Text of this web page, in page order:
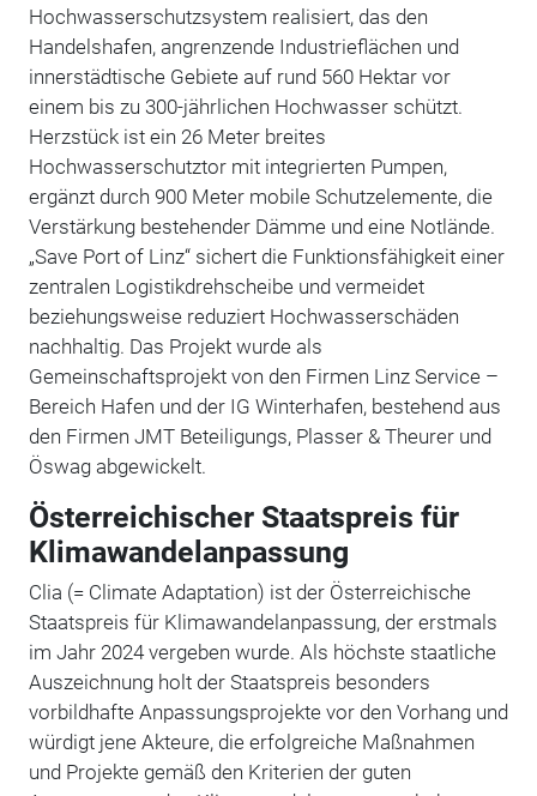
Hochwasserschutzsystem realisiert, das den
Handelshafen, angrenzende Industrieflächen und
innerstädtische Gebiete auf rund 560 Hektar vor
einem bis zu 300-jährlichen Hochwasser schützt.
Herzstück ist ein 26 Meter breites
Hochwasserschutztor mit integrierten Pumpen,
ergänzt durch 900 Meter mobile Schutzelemente, die
Verstärkung bestehender Dämme und eine Notlände.
„Save Port of Linz“ sichert die Funktionsfähigkeit einer
zentralen Logistikdrehscheibe und vermeidet
beziehungsweise reduziert Hochwasserschäden
nachhaltig. Das Projekt wurde als
Gemeinschaftsprojekt von den Firmen Linz Service –
Bereich Hafen und der IG Winterhafen, bestehend aus
den Firmen JMT Beteiligungs, Plasser & Theurer und
Öswag abgewickelt.
Österreichischer Staatspreis für
Klimawandelanpassung
Clia (= Climate Adaptation) ist der Österreichische
Staatspreis für Klimawandelanpassung, der erstmals
im Jahr 2024 vergeben wurde. Als höchste staatliche
Auszeichnung holt der Staatspreis besonders
vorbildhafte Anpassungsprojekte vor den Vorhang und
würdigt jene Akteure, die erfolgreiche Maßnahmen
und Projekte gemäß den Kriterien der guten